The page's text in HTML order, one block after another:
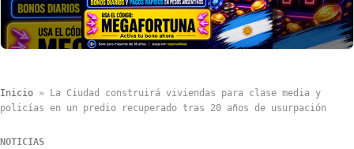
Inicio »
La Ciudad construirá viviendas para clase media y
policías en un predio recuperado tras 20 años de usurpación
NOTICIAS